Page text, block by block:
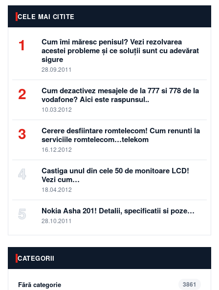
CELE MAI CITITE
1
Cum îmi măresc penisul? Vezi rezolvarea
acestei probleme și ce soluții sunt cu adevărat
sigure
28.09.2011
2
Cum dezactivez mesajele de la 777 si 778 de la
vodafone? Aici este raspunsul..
10.03.2012
3
Cerere desfiintare romtelecom! Cum renunti la
serviciile romtelecom…telekom
16.12.2012
4
Castiga unul din cele 50 de monitoare LCD!
Vezi cum…
18.04.2012
5 Nokia Asha 201! Detalii, specificatii si poze…
28.10.2011
CATEGORII
Fără categorie 3861